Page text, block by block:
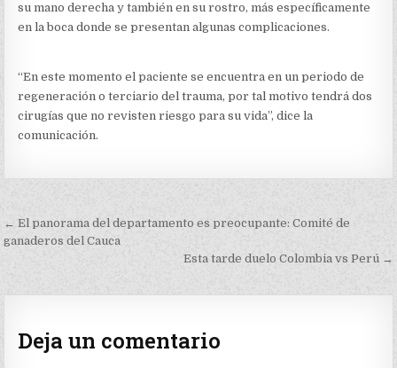
su mano derecha y también en su rostro, más específicamente
en la boca donde se presentan algunas complicaciones.
“En este momento el paciente se encuentra en un periodo de
regeneración o terciario del trauma, por tal motivo tendrá dos
cirugías que no revisten riesgo para su vida”, dice la
comunicación.
Navegación
de
← El panorama del departamento es preocupante: Comité de
ganaderos del Cauca
Esta tarde duelo Colombia vs Perú →
Deja un comentario